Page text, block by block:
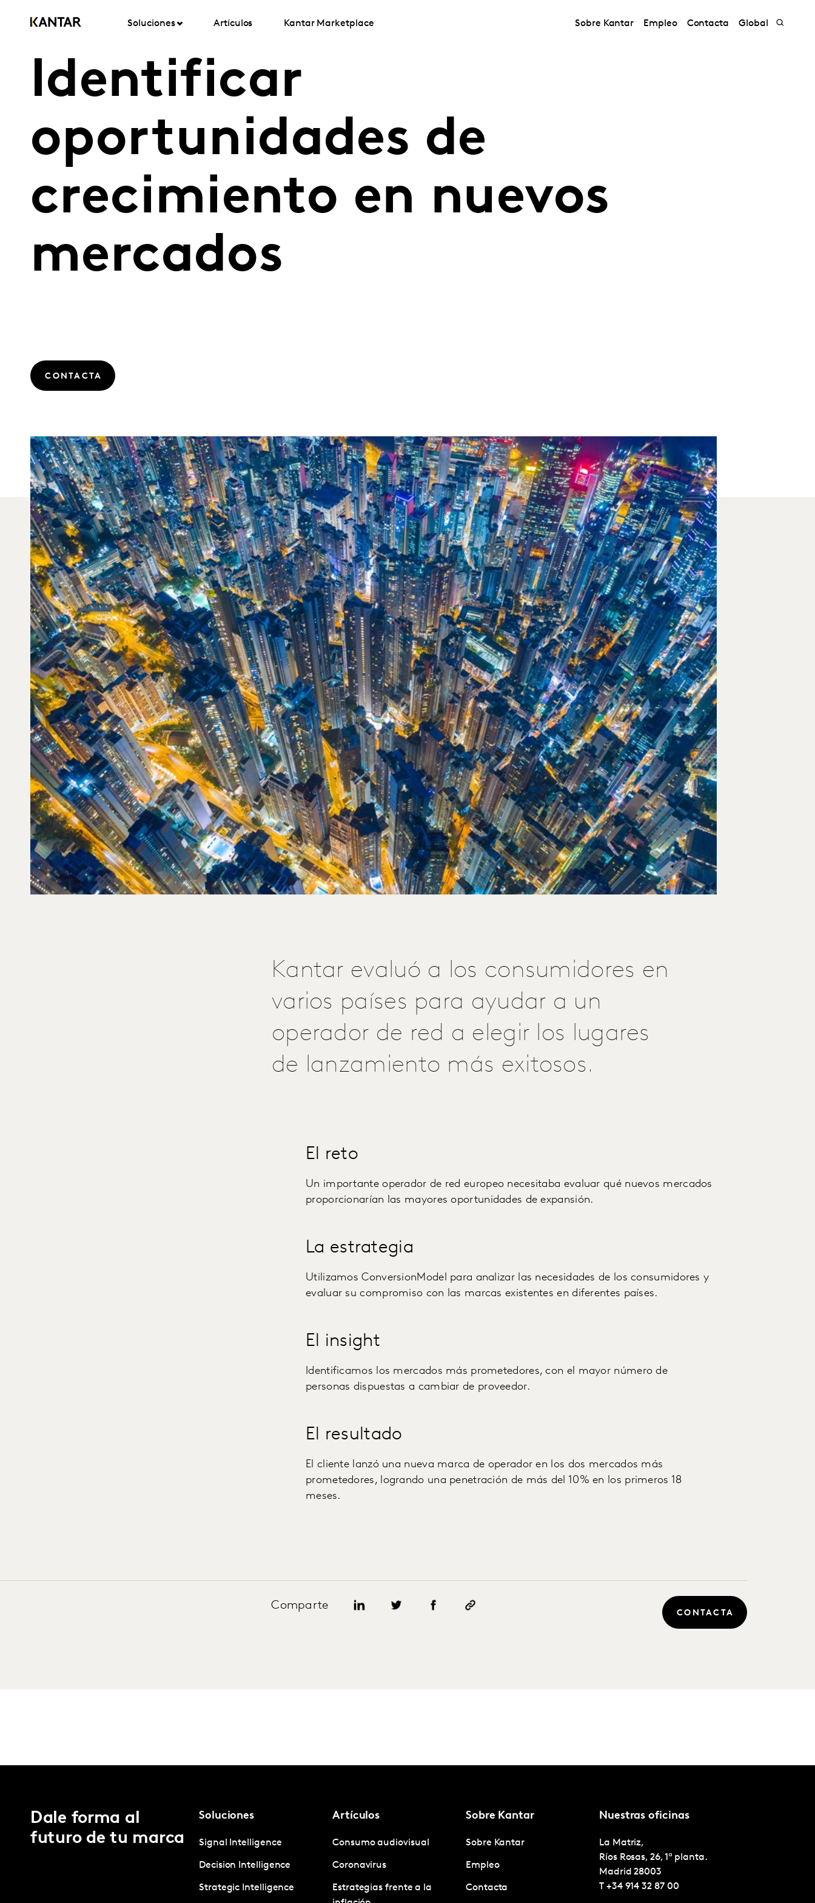
Soluciones Artículos Kantar Marketplace Sobre Kantar Empleo Contacta Global
Identificar
oportunidades de
crecimiento en nuevos
mercados
CONTACTA
Kantar evaluó a los consumidores en
varios países para ayudar a un
operador de red a elegir los lugares
de lanzamiento más exitosos.
El reto
Un importante operador de red europeo necesitaba evaluar qué nuevos mercados
proporcionarían las mayores oportunidades de expansión.
La estrategia
Utilizamos ConversionModel para analizar las necesidades de los consumidores y
evaluar su compromiso con las marcas existentes en diferentes países.
El insight
Identificamos los mercados más prometedores, con el mayor número de
personas dispuestas a cambiar de proveedor.
El resultado
El cliente lanzó una nueva marca de operador en los dos mercados más
prometedores, logrando una penetración de más del 10% en los primeros 18
meses.
Comparte
CONTACTA
Dale forma al
futuro de tu marca
Soluciones
Signal Intelligence
Decision Intelligence
Strategic Intelligence
Artículos
Consumo audiovisual
Coronavirus
Estrategias frente a la
Sobre Kantar
Sobre Kantar
Empleo
Contacta
Nuestras oficinas
La Matriz,
Ríos Rosas, 26, 1ª planta.
Madrid 28003
T +34 914 32 87 00